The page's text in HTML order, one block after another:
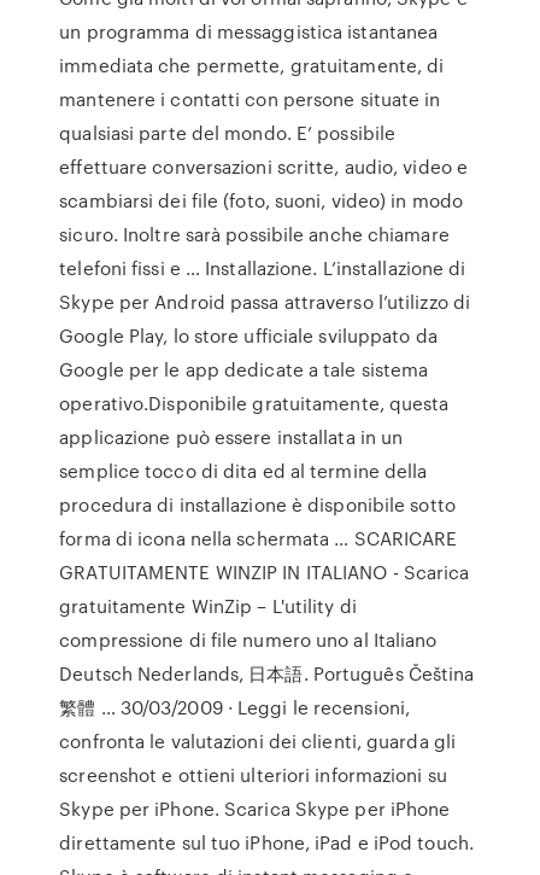
un programma di messaggistica istantanea
immediata che permette, gratuitamente, di
mantenere i contatti con persone situate in
qualsiasi parte del mondo. E’ possibile
effettuare conversazioni scritte, audio, video e
scambiarsi dei file (foto, suoni, video) in modo
sicuro. Inoltre sarà possibile anche chiamare
telefoni fissi e … Installazione. L’installazione di
Skype per Android passa attraverso l’utilizzo di
Google Play, lo store ufficiale sviluppato da
Google per le app dedicate a tale sistema
operativo.Disponibile gratuitamente, questa
applicazione può essere installata in un
semplice tocco di dita ed al termine della
procedura di installazione è disponibile sotto
forma di icona nella schermata … SCARICARE
GRATUITAMENTE WINZIP IN ITALIANO - Scarica
gratuitamente WinZip – L'utility di
compressione di file numero uno al Italiano
Deutsch Nederlands, 日本語. Português Čeština
繁體 … 30/03/2009 · ‎Leggi le recensioni,
confronta le valutazioni dei clienti, guarda gli
screenshot e ottieni ulteriori informazioni su
Skype per iPhone. Scarica Skype per iPhone
direttamente sul tuo iPhone, iPad e iPod touch.